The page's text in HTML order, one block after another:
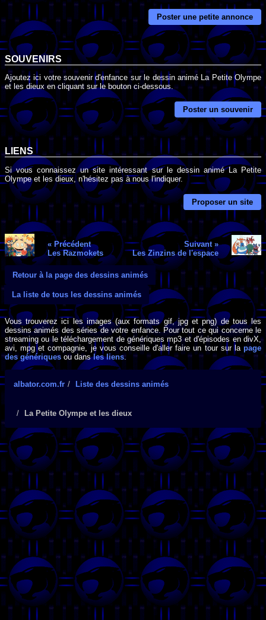
Poster une petite annonce
SOUVENIRS
Ajoutez ici votre souvenir d'enfance sur le dessin animé La Petite Olympe
et les dieux en cliquant sur le bouton ci-dessous.
Poster un souvenir
LIENS
Si vous connaissez un site intéressant sur le dessin animé La Petite
Olympe et les dieux, n'hésitez pas à nous l'indiquer.
Proposer un site
« Précédent
Les Razmokets
Suivant »
Les Zinzins de l'espace
Retour à la page des dessins animés
La liste de tous les dessins animés
Vous trouverez ici les images (aux formats gif, jpg et png) de tous les
dessins animés des séries de votre enfance. Pour tout ce qui concerne le
streaming ou le téléchargement de génériques mp3 et d'épisodes en divX,
avi, mpg et compagnie, je vous conseille d'aller faire un tour sur la page
des génériques ou dansles liens.
albator.com.fr Liste des dessins animés
La Petite Olympe et les dieux